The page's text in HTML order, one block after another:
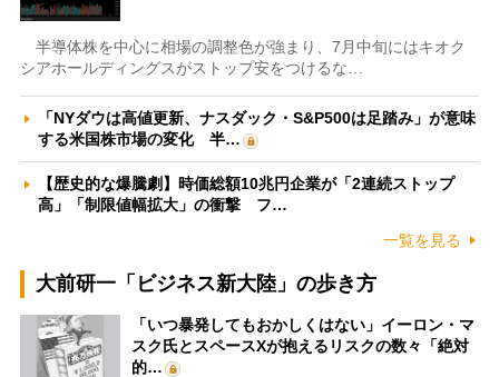
半導体株を中心に相場の調整色が強まり、7月中旬にはキオク
シアホールディングスがストップ安をつけるな…
「NYダウは高値更新、ナスダック・S&P500は足踏み」が意味
する米国株市場の変化 半…
【歴史的な爆騰劇】時価総額10兆円企業が「2連続ストップ
高」「制限値幅拡大」の衝撃 フ…
一覧を見る
大前研一「ビジネス新大陸」の歩き方
「いつ暴発してもおかしくはない」イーロン・マ
スク氏とスペースXが抱えるリスクの数々「絶対
的…